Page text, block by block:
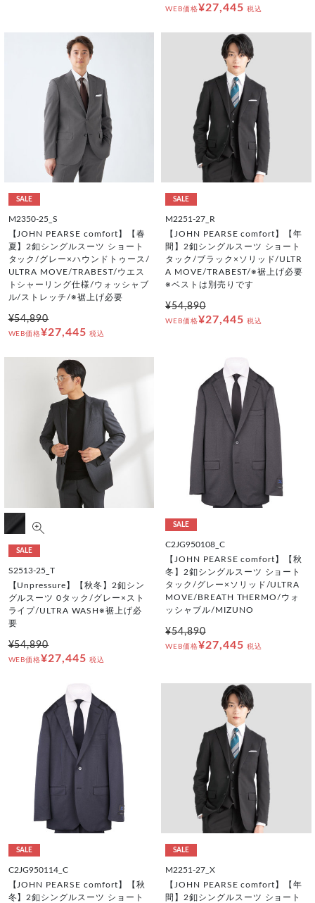
WEB価格¥27,445 税込
SALE
M2350-25_S
【JOHN PEARSE comfort】【春
夏】2釦シングルスーツ ショート
タック/グレー×ハウンドトゥース/
ULTRA MOVE/TRABEST/ウエス
トシャーリング仕様/ウォッシャブ
ル/ストレッチ/※裾上げ必要
¥54,890
WEB価格¥27,445 税込
SALE
M2251-27_R
【JOHN PEARSE comfort】【年
間】2釦シングルスーツ ショート
タック/ブラック×ソリッド/ULTR
A MOVE/TRABEST/※裾上げ必要
※ベストは別売りです
¥54,890
WEB価格¥27,445 税込
SALE
S2513-25_T
【Unpressure】【秋冬】2釦シン
グルスーツ 0タック/グレー×スト
ライプ/ULTRA WASH※裾上げ必
要
¥54,890
WEB価格¥27,445 税込
SALE
C2JG950108_C
【JOHN PEARSE comfort】【秋
冬】2釦シングルスーツ ショート
タック/グレー×ソリッド/ULTRA
MOVE/BREATH THERMO/ウォ
ッシャブル/MIZUNO
¥54,890
WEB価格¥27,445 税込
SALE
C2JG950114_C
【JOHN PEARSE comfort】【秋
冬】2釦シングルスーツ ショート
SALE
M2251-27_X
【JOHN PEARSE comfort】【年
間】2釦シングルスーツ ショート